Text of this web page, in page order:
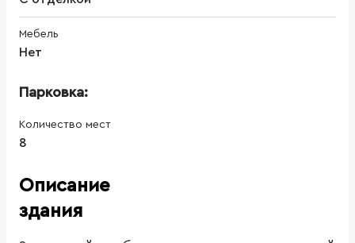
Мебель
Нет
Парковка:
Количество мест
8
Описание
здания